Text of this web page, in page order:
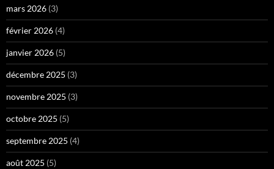
mars 2026 (3)
février 2026 (4)
janvier 2026 (5)
décembre 2025 (3)
novembre 2025 (3)
octobre 2025 (5)
septembre 2025 (4)
août 2025 (5)